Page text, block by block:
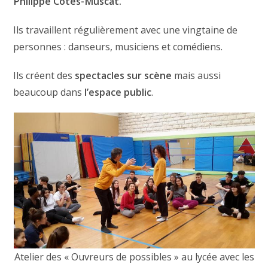
Ils travaillent régulièrement avec une vingtaine de
personnes : danseurs, musiciens et comédiens.
Ils créent des spectacles sur scène mais aussi
beaucoup dans l’espace public.
Atelier des « Ouvreurs de possibles » au lycée avec les